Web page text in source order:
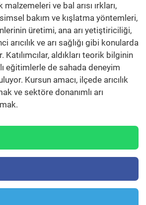
malzemeleri ve bal arısı ırkları,
bakım ve kışlatma yöntemleri,
üretimi, ana arı yetiştiriciliği,
arıcılık ve arı sağlığı gibi konularda
aldıkları teorik bilginin
eğitimlerle de sahada deneyim
Kursun amacı, ilçede arıcılık
ve sektöre donanımlı arı